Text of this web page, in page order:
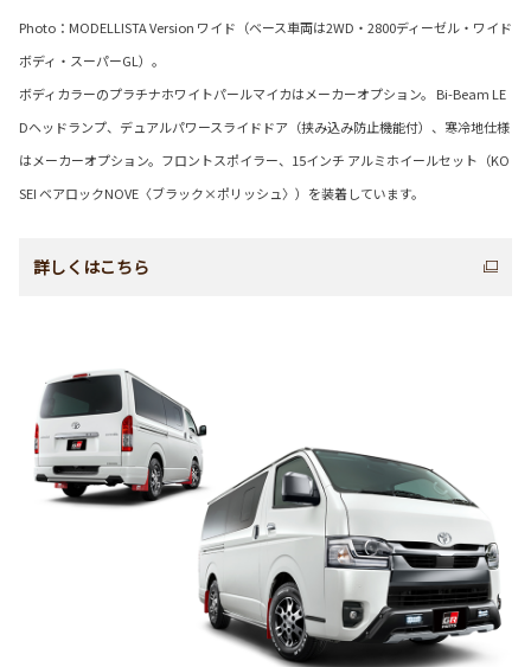
Photo：MODELLISTA Version ワイド（ベース車両は2WD・2800ディーゼル・ワイド
ボディ・スーパーGL）。
ボディカラーのプラチナホワイトパールマイカはメーカーオプション。 Bi-Beam LE
Dヘッドランプ、デュアルパワースライドドア（挟み込み防止機能付）、寒冷地仕様
はメーカーオプション。フロントスポイラー、15インチ アルミホイールセット（KO
SEI ベアロックNOVE〈ブラック×ポリッシュ〉）を装着しています。
詳しくはこちら